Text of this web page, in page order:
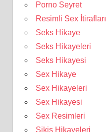
Porno Seyret
Resimli Sex İtirafları
Seks Hikaye
Seks Hikayeleri
Seks Hikayesi
Sex Hikaye
Sex Hikayeleri
Sex Hikayesi
Sex Resimleri
Sikiş Hikayeleri